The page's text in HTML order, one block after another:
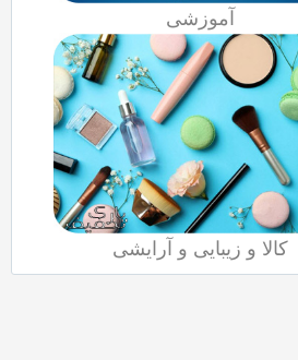
آموزشی
کالا و زیبایی و آرایشی